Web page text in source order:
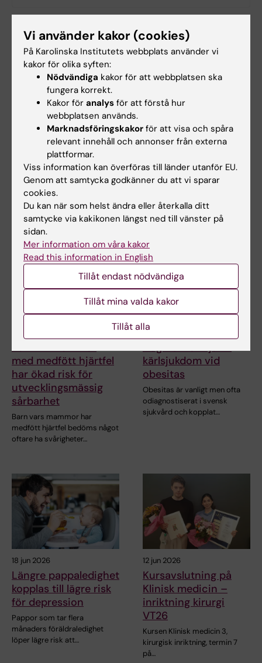
Tags
Kirurgi Fetma och övervikt
Graviditet och förlossning
Uppdaterad av:
Webb Admin 2016-08-26
Dela
Relaterade artiklar
med medfött hjärtfel
har ökad risk för
utvecklingsmässig
sårbarhet
Barn vars mammor har
medfött hjärtfel bedöms något
oftare ha svårigheter…
24 jun 2026
kärlsjukdom vid
obesitas
Obesitas är vanligt men ofta
odiagnostiserat i svensk
sjukvård och kopplat…
18 jun 2026
Längre pappaledighet
kopplas till lägre risk
för depression
Pappor som tar flera
månaders föräldraledighet
löper lägre risk att…
12 jun 2026
Kursavslutning på
Klinisk medicin –
inriktning kirurgi
VT26
Kursen Klinisk medicin 3,
kirurgisk inriktning, termin 7
på…
Vi använder kakor (cookies)
På Karolinska Institutets webbplats använder vi
kakor för olika syften:
Nödvändiga kakor för att webbplatsen ska
fungera korrekt.
Kakor för analys för att förstå hur
webbplatsen används.
Marknadsföringskakor för att visa och spåra
relevant innehåll och annonser från externa
plattformar.
Viss information kan överföras till länder utanför EU.
Genom att samtycka godkänner du att vi sparar
cookies.
Du kan när som helst ändra eller återkalla ditt
samtycke via kakikonen längst ned till vänster på
sidan.
Mer information om våra kakor
Read this information in English
Tillåt endast nödvändiga
Tillåt mina valda kakor
Tillåt alla